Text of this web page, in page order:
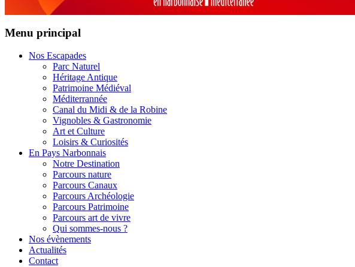
Menu principal
Nos Escapades
Parc Naturel
Héritage Antique
Patrimoine Médiéval
Méditerrannée
Canal du Midi & de la Robine
Vignobles & Gastronomie
Art et Culture
Loisirs & Curiosités
En Pays Narbonnais
Notre Destination
Parcours nature
Parcours Canaux
Parcours Archéologie
Parcours Patrimoine
Parcours art de vivre
Qui sommes-nous ?
Nos évènements
Actualités
Contact